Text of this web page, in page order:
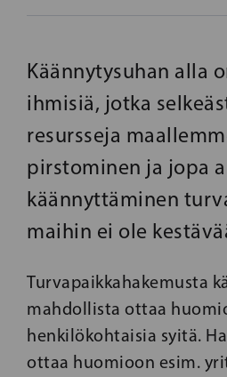
Käännytysuhan alla
ihmisiä, jotka
resursseja
pirstominen ja jopa
käännyttäminen
maihin ei ole
Turvapaikkahakemusta
mahdollista ottaa
henkilökohtaisia syitä.
ottaa huomioon esim.